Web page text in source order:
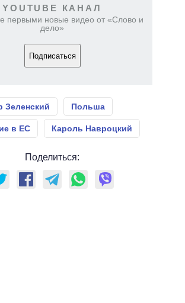
YOUTUBE КАНАЛ
первыми новые видео от «Слово и
дело»
Подписаться
Зеленский Польша
в ЕС Кароль Навроцкий
Поделиться: